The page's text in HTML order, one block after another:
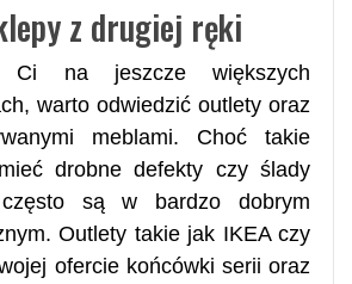
z drugiej ręki
Ci na jeszcze większych
warto odwiedzić outlety oraz
meblami. Choć takie
drobne defekty czy ślady
często są w bardzo dobrym
Outlety takie jak IKEA czy
ofercie końcówki serii oraz